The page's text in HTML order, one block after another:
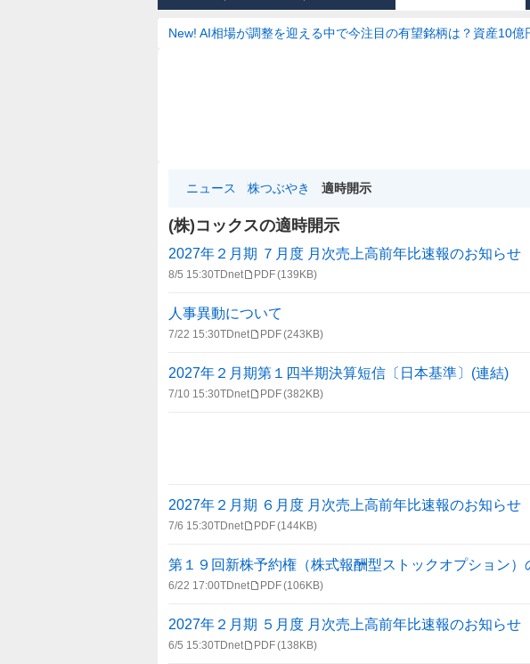
New! AI相場が調整を迎える中で今注目の有望銘柄は？資産10
ニュース 株つぶやき 適時開示
(株)コックスの適時開示
適
時
示
情
一
覧
2027年２月期 ７月度 月次売上高前年比速報のお知らせ
8/5 15:30TDnet PDF(139KB)
人事異動について
7/22 15:30TDnet PDF(243KB)
2027年２月期第１四半期決算短信〔日本基準〕(連結)
7/10 15:30TDnet PDF(382KB)
2027年２月期 ６月度 月次売上高前年比速報のお知らせ
7/6 15:30TDnet PDF(144KB)
第１９回新株予約権（株式報酬型ストックオプション）
6/22 17:00TDnet PDF(106KB)
2027年２月期 ５月度 月次売上高前年比速報のお知らせ
6/5 15:30TDnet PDF(138KB)